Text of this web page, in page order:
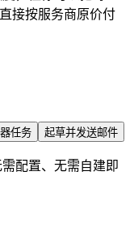
接按服务商原价付
任务 起草并发送邮件
配置、无需自建即